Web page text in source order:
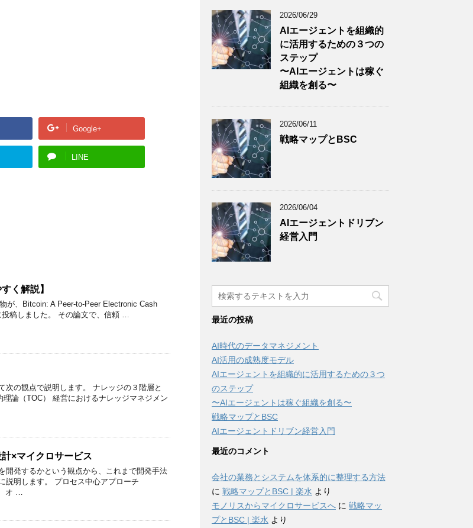
Google+
LINE
く解説】
が、Bitcoin: A Peer-to-Peer Electronic Cash
稿しました。 その論文で、信頼 …
次の観点で説明します。 ナレッジの３階層と
論（TOC） 経営におけるナレッジマネジメン
×マイクロサービス
開発するかという観点から、これまで開発手法
説明します。 プロセス中心アプローチ
オ …
2026/06/29
AIエージェントを組織的
に活用するための３つの
ステップ
〜AIエージェントは稼ぐ
組織を創る〜
2026/06/11
戦略マップとBSC
2026/06/04
AIエージェントドリブン
経営入門
最近の投稿
AI時代のデータマネジメント
AI活用の成熟度モデル
AIエージェントを組織的に活用するための３つ
のステップ
〜AIエージェントは稼ぐ組織を創る〜
戦略マップとBSC
AIエージェントドリブン経営入門
最近のコメント
会社の業務とシステムを体系的に整理する方法
に 戦略マップとBSC | 楽水 より
モノリスからマイクロサービスへ に 戦略マッ
プとBSC | 楽水 より